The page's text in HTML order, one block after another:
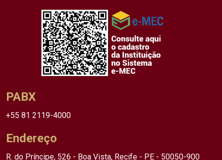
PABX
+55 81 2119-4000
Endereço
R. do Príncipe, 526 - Boa Vista, Recife - PE - 50050-900